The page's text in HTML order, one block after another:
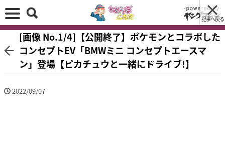
記事へ戻る
[画像 No.1/4]【公開終了】ポケモンとコラボした
コンセプトEV「BMWミニ コンセプトエースマ
ン」登場【ピカチュウと一緒にドライブ!】
2022/09/07